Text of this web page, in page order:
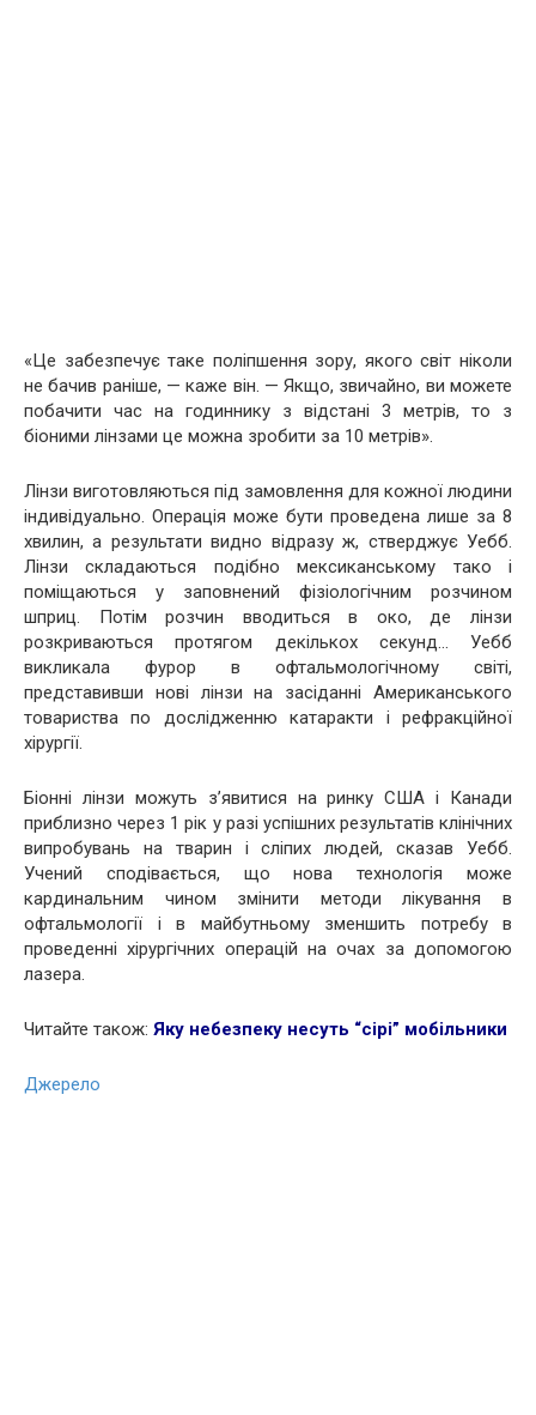
«Це забезпечує таке поліпшення зору, якого світ ніколи
не бачив раніше, — каже він. — Якщо, звичайно, ви можете
побачити час на годиннику з відстані 3 метрів, то з
біоними лінзами це можна зробити за 10 метрів».
Лінзи виготовляються під замовлення для кожної людини
індивідуально. Операція може бути проведена лише за 8
хвилин, а результати видно відразу ж, стверджує Уебб.
Лінзи складаються подібно мексиканському тако і
поміщаються у заповнений фізіологічним розчином
шприц. Потім розчин вводиться в око, де лінзи
розкриваються протягом декількох секунд… Уебб
викликала фурор в офтальмологічному світі,
представивши нові лінзи на засіданні Американського
товариства по дослідженню катаракти і рефракційної
хірургії.
Біонні лінзи можуть з’явитися на ринку США і Канади
приблизно через 1 рік у разі успішних результатів клінічних
випробувань на тварин і сліпих людей, сказав Уебб.
Учений сподівається, що нова технологія може
кардинальним чином змінити методи лікування в
офтальмології і в майбутньому зменшить потребу в
проведенні хірургічних операцій на очах за допомогою
лазера.
Читайте також: Яку небезпеку несуть “сірі” мобільники
Джерело